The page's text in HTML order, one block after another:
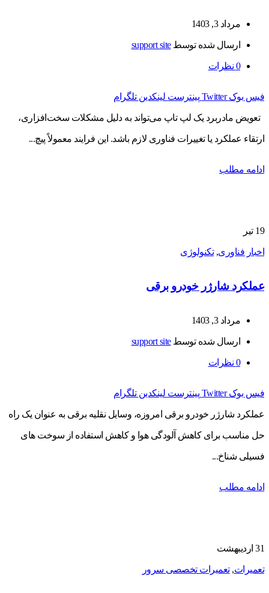
مرداد 3, 1403
ارسال شده توسطsupport site
0 نظرات
فیس بوک Twitter پینترست لینکدین تلگرام
تعویض مادربرد یک لپ تاپ می‌تواند به دلیل مشکلات سخت‌افزاری،
ارتقاء عملکرد یا تغییرات فناوری لازم باشد. این فرایند معمولاً پیچ...
ادامه مطلب
19 تیر
اخبار فناوری,تکنولوژی
عملکرد شارژر خودرو برقی
مرداد 3, 1403
ارسال شده توسطsupport site
0 نظرات
فیس بوک Twitter پینترست لینکدین تلگرام
عملکرد شارژر خودرو برقی امروزه، وسایل نقلیه برقی به عنوان یک راه
حل مناسب برای کاهش آلودگی هوا و کاهش استفاده از سوخت های
فسیلی شناخ...
ادامه مطلب
31 اردیبهشت
تعمیرات,تعمیرات تخصصی سرور